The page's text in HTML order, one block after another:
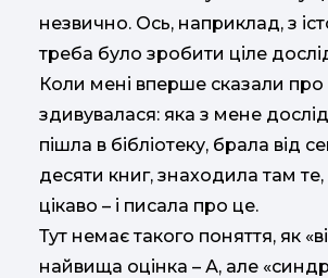
незвично. Ось, наприклад, з
треба було зробити ціле
Коли мені вперше сказали про
здивувалася: яка з мене
пішла в бібліотеку, брала від
десяти книг, знаходила там
цікаво – і писала про це.
Тут немає такого поняття, як
найвища оцінка – А, але